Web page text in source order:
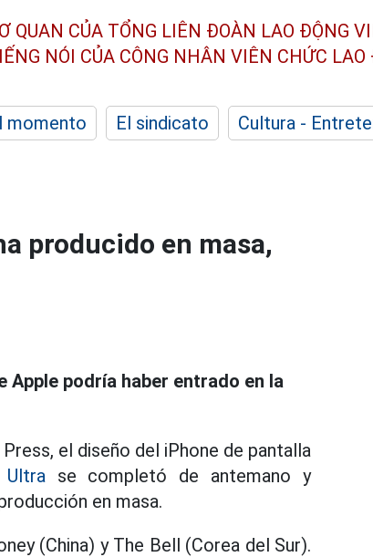
QUAN CỦA TỔNG LIÊN ĐOÀN LAO ĐỘNG
NÓI CỦA CÔNG NHÂN VIÊN CHỨC LAO
momento El sindicato
Cultura -
producido en masa,
Apple podría haber entrado en la
el diseño del iPhone de pantalla
Ultrase completó de antemano y
en masa.
(China) y The Bell (Corea del Sur).